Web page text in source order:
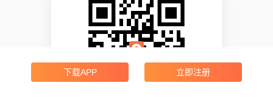
下载APP 立即注册